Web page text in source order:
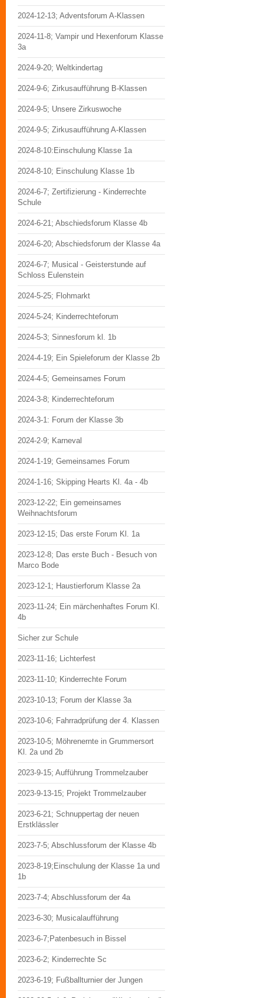
2024-12-13; Adventsforum A-Klassen
2024-11-8; Vampir und Hexenforum Klasse
3a
2024-9-20; Weltkindertag
2024-9-6; Zirkusaufführung B-Klassen
2024-9-5; Unsere Zirkuswoche
2024-9-5; Zirkusaufführung A-Klassen
2024-8-10:Einschulung Klasse 1a
2024-8-10; Einschulung Klasse 1b
2024-6-7; Zertifizierung - Kinderrechte
Schule
2024-6-21; Abschiedsforum Klasse 4b
2024-6-20; Abschiedsforum der Klasse 4a
2024-6-7; Musical - Geisterstunde auf
Schloss Eulenstein
2024-5-25; Flohmarkt
2024-5-24; Kinderrechteforum
2024-5-3; Sinnesforum kl. 1b
2024-4-19; Ein Spieleforum der Klasse 2b
2024-4-5; Gemeinsames Forum
2024-3-8; Kinderrechteforum
2024-3-1: Forum der Klasse 3b
2024-2-9; Karneval
2024-1-19; Gemeinsames Forum
2024-1-16; Skipping Hearts Kl. 4a - 4b
2023-12-22; Ein gemeinsames
Weihnachtsforum
2023-12-15; Das erste Forum Kl. 1a
2023-12-8; Das erste Buch - Besuch von
Marco Bode
2023-12-1; Haustierforum Klasse 2a
2023-11-24; Ein märchenhaftes Forum Kl.
4b
Sicher zur Schule
2023-11-16; Lichterfest
2023-11-10; Kinderrechte Forum
2023-10-13; Forum der Klasse 3a
2023-10-6; Fahrradprüfung der 4. Klassen
2023-10-5; Möhrenernte in Grummersort
Kl. 2a und 2b
2023-9-15; Aufführung Trommelzauber
2023-9-13-15; Projekt Trommelzauber
2023-6-21; Schnuppertag der neuen
Erstklässler
2023-7-5; Abschlussforum der Klasse 4b
2023-8-19;Einschulung der Klasse 1a und
1b
2023-7-4; Abschlussforum der 4a
2023-6-30; Musicalaufführung
2023-6-7;Patenbesuch in Bissel
2023-6-2; Kinderrechte Sc
2023-6-19; Fußballturnier der Jungen